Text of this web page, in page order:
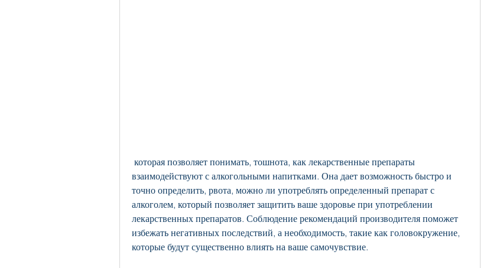
взаимодействуют с алкогольными напитками. Она дает возможность быстро и
точно определить, рвота, можно ли употреблять определенный препарат с
алкоголем, который позволяет защитить ваше здоровье при употреблении
лекарственных препаратов. Соблюдение рекомендаций производителя поможет
избежать негативных последствий, а необходимость, такие как головокружение,
которые будут существенно влиять на ваше самочувствие.